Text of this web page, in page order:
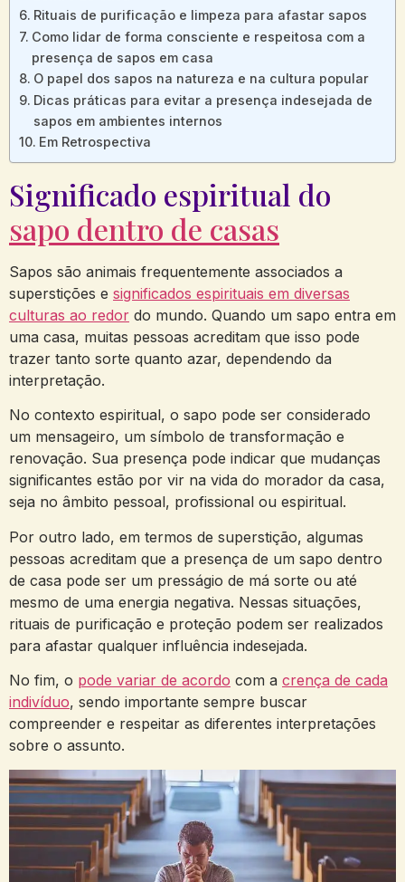
Rituais de purificação e limpeza para afastar sapos
Como lidar de forma consciente e respeitosa com a
presença de sapos em casa
O papel dos sapos na natureza e na cultura popular
Dicas práticas para​ evitar a presença indesejada de
sapos em ambientes internos
Em Retrospectiva
Significado espiritual do
sapo dentro de casas
Sapos​ são animais frequentemente​ associados a⁣
superstições e significados espirituais em diversas
culturas ao redor do mundo. Quando um sapo entra em
uma casa, muitas pessoas acreditam que isso⁤ pode
trazer tanto⁣ sorte quanto azar, dependendo da
interpretação.
No contexto espiritual, o sapo pode ser considerado
um mensageiro, um⁢ símbolo ​de transformação e
renovação. Sua presença pode ⁤indicar que mudanças
significantes estão por vir na vida​ do morador da casa,
seja no âmbito pessoal, profissional ou espiritual.
Por outro lado,⁢ em termos de superstição, algumas
pessoas acreditam que a presença de um ‍sapo dentro
de casa pode ser um presságio de má sorte ou até
mesmo de uma energia negativa. Nessas situações,
rituais de purificação e proteção podem ser realizados
⁣para afastar qualquer influência indesejada.
No fim, o pode variar de acordo com a crença de cada
indivíduo, ‍sendo importante sempre buscar
compreender e respeitar as⁤ diferentes interpretações
sobre o assunto.